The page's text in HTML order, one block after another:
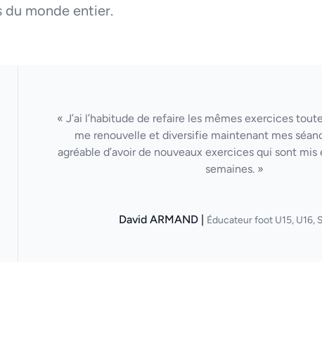
du monde entier.
« J’ai l’habitude de refaire les mêmes exercices
me renouvelle et diversifie maintenant mes
agréable d’avoir de nouveaux exercices qui sont
semaines. »
David ARMAND | Éducateur foot U15, U16,